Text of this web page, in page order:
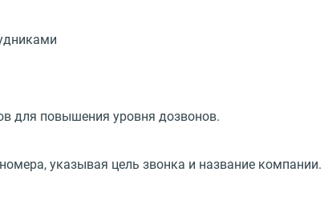
для повышения уровня дозвонов.
указывая цель звонка и название компании.